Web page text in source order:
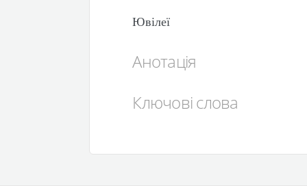
Ювілеї
Анотація
Ключові слова